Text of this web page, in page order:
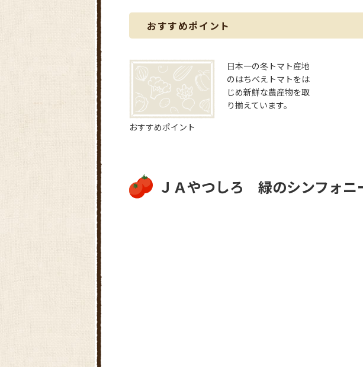
おすすめポイント
おすすめポイント
日本一の冬トマト産地
のはちべえトマトをは
じめ新鮮な農産物を取
り揃えています。
ＪＡやつしろ 緑のシンフォニ